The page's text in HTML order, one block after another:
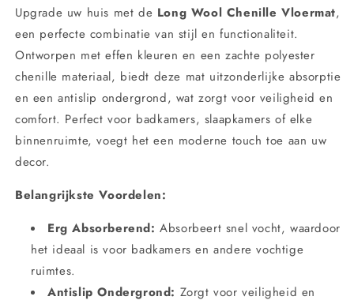
Tapijt
voor
Badkamer
en
Slaapkamer
Tapijt
voor
Badkamer
en
Slaapkamer
Upgrade uw huis met de Long Wool Chenille Vloermat,
een perfecte combinatie van stijl en functionaliteit.
Ontworpen met effen kleuren en een zachte polyester
chenille materiaal, biedt deze mat uitzonderlijke absorptie
en een antislip ondergrond, wat zorgt voor veiligheid en
comfort. Perfect voor badkamers, slaapkamers of elke
binnenruimte, voegt het een moderne touch toe aan uw
decor.
Belangrijkste Voordelen:
Erg Absorberend: Absorbeert snel vocht, waardoor
het ideaal is voor badkamers en andere vochtige
ruimtes.
Antislip Ondergrond: Zorgt voor veiligheid en